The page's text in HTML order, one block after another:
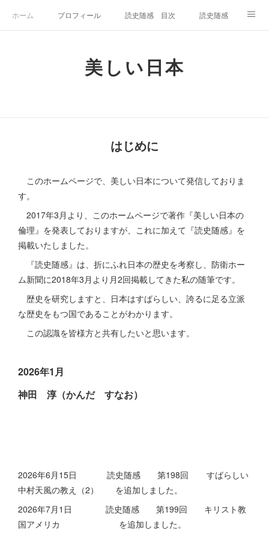
ホーム プロフィール 読史随感 目次 読史随感
第三章 武士道における美意識
美しい日本
はじめに
このホームページで、美しい日本について発信しておりま
す。
2017年3月より、このホームページで著作『美しい日本の
倫理』を発表しておりますが、これに加えて『読史随感』を
掲載いたしました。
『読史随感』は、折にふれ日本の歴史を考察し、防衛ホー
ム新聞に2018年3月より月2回掲載してきた私の随筆です。
歴史を研究しますと、日本はすばらしい、誇るに足る立派
な歴史をもつ国であることがわかります。
この認識を皆様方と共有したいと思います。
2026年1月
神田 淳（かんだ すなお）
2026年6月15日 読史随感 第198回 すばらしい
中村天風の教え（2） を追加しました。
2026年7月1日 読史随感 第199回 キリスト教
国アメリカ を追加しました。